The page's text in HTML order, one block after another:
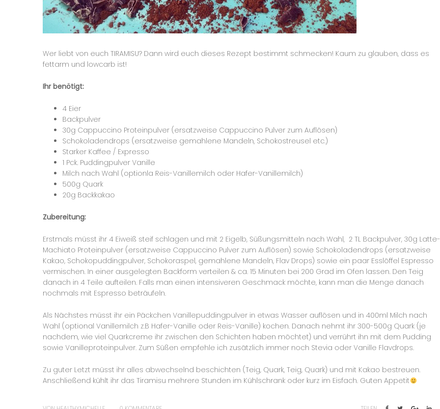
Wer liebt von euch TIRAMISU? Dann wird euch dieses Rezept bestimmt schmecken! Kaum zu glauben, dass es
fettarm und lowcarb ist!
Ihr benötigt:
4 Eier
Backpulver
30g Cappuccino Proteinpulver (ersatzweise Cappuccino Pulver zum Auflösen)
Schokoladendrops (ersatzweise gemahlene Mandeln, Schokostreusel etc.)
Starker Kaffee / Expresso
1 Pck. Puddingpulver Vanille
Milch nach Wahl (optionla Reis-Vanillemilch oder Hafer-Vanillemilch)
500g Quark
20g Backkakao
Zubereitung:
Erstmals müsst ihr 4 Eiweiß steif schlagen und mit 2 Eigelb, Süßungsmitteln nach Wahl, 2 TL Backpulver, 30g Latte-
Machiato Proteinpulver (ersatzweise Cappuccino Pulver zum Auflösen) sowie Schokoladendrops (ersatzweise
Kakao, Schokopuddingpulver, Schokoraspel, gemahlene Mandeln, Flav Drops) sowie ein paar Esslöffel Espresso
vermischen. In einer ausgelegten Backform verteilen & ca. 15 Minuten bei 200 Grad im Ofen lassen. Den Teig
danach in 4 Teile aufteilen. Falls man einen intensiveren Geschmack möchte, kann man die Menge danach
nochmals mit Espresso beträufeln.
Als Nächstes müsst ihr ein Päckchen Vanillepuddingpulver in etwas Wasser auflösen und in 400ml Milch nach
Wahl (optional Vanillemilch z.B Hafer-Vanille oder Reis-Vanille) kochen. Danach nehmt ihr 300-500g Quark (je
nachdem, wie viel Quarkcreme ihr zwischen den Schichten haben möchtet) und verrührt ihn mit dem Pudding
sowie Vanilleproteinpulver. Zum Süßen empfehle ich zusätzlich immer noch Stevia oder Vanille Flavdrops.
Zu guter Letzt müsst ihr alles abwechselnd beschichten (Teig, Quark, Teig, Quark) und mit Kakao bestreuen.
Anschließend kühlt ihr das Tiramisu mehrere Stunden im Kühlschrank oder kurz im Eisfach. Guten Appetit